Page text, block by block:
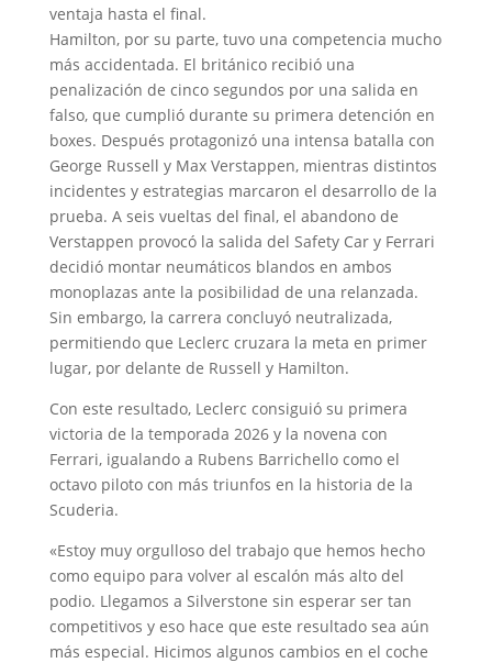
ventaja hasta el final.
Hamilton, por su parte, tuvo una competencia mucho
más accidentada. El británico recibió una
penalización de cinco segundos por una salida en
falso, que cumplió durante su primera detención en
boxes. Después protagonizó una intensa batalla con
George Russell y Max Verstappen, mientras distintos
incidentes y estrategias marcaron el desarrollo de la
prueba. A seis vueltas del final, el abandono de
Verstappen provocó la salida del Safety Car y Ferrari
decidió montar neumáticos blandos en ambos
monoplazas ante la posibilidad de una relanzada.
Sin embargo, la carrera concluyó neutralizada,
permitiendo que Leclerc cruzara la meta en primer
lugar, por delante de Russell y Hamilton.
Con este resultado, Leclerc consiguió su primera
victoria de la temporada 2026 y la novena con
Ferrari, igualando a Rubens Barrichello como el
octavo piloto con más triunfos en la historia de la
Scuderia.
«Estoy muy orgulloso del trabajo que hemos hecho
como equipo para volver al escalón más alto del
podio. Llegamos a Silverstone sin esperar ser tan
competitivos y eso hace que este resultado sea aún
más especial. Hicimos algunos cambios en el coche